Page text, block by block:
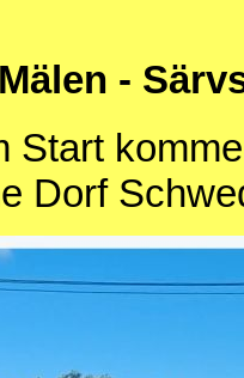
-
Start
Dorf